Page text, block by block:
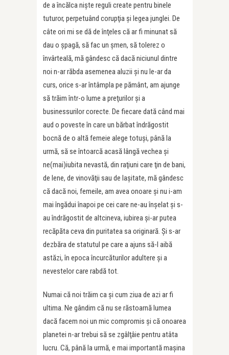
de a încălca nişte reguli create pentru binele
tuturor, perpetuând corupţia şi legea junglei. De
câte ori mi se dă de înţeles că ar fi minunat să
dau o şpagă, să fac un şmen, să tolerez o
învârteală, mă gândesc că dacă niciunul dintre
noi n-ar răbda asemenea aluzii şi nu le-ar da
curs, orice s-ar întâmpla pe pământ, am ajunge
să trăim într-o lume a preţurilor şi a
businessurilor corecte. De fiecare dată când mai
aud o poveste în care un bărbat îndrăgostit
bocnă de o altă femeie alege totuşi, până la
urmă, să se întoarcă acasă lângă vechea şi
ne(mai)iubita nevastă, din raţiuni care ţin de bani,
de lene, de vinovăţii sau de laşitate, mă gândesc
că dacă noi, femeile, am avea onoare şi nu i-am
mai îngădui înapoi pe cei care ne-au înşelat şi s-
au îndrăgostit de altcineva, iubirea şi-ar putea
recăpăta ceva din puritatea sa originară. Şi s-ar
dezbăra de statutul pe care a ajuns să-l aibă
astăzi, în epoca încurcăturilor adultere şi a
nevestelor care rabdă tot.
Numai că noi trăim ca şi cum ziua de azi ar fi
ultima. Ne gândim că nu se răstoarnă lumea
dacă facem noi un mic compromis şi că onoarea
planetei n-ar trebui să se zgâlţâie pentru atâta
lucru. Că, până la urmă, e mai importantă maşina